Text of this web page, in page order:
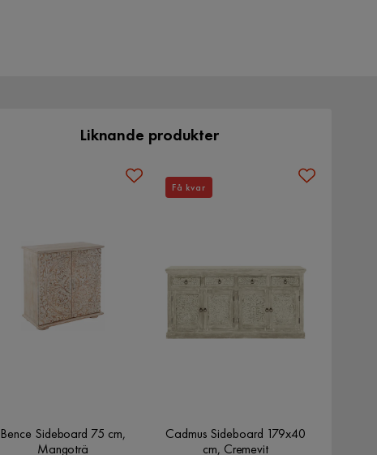
Liknande produkter
Bence Sideboard 75 cm,
Mangoträ
Cadmus Sideboard 179x40
cm, Cremevit
Få kvar